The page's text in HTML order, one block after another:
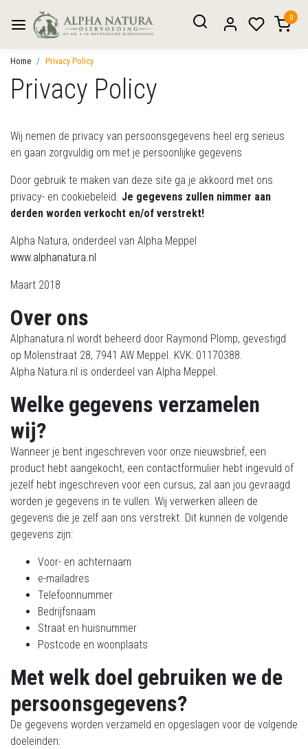
0
Home Privacy Policy
Privacy Policy
Wij nemen de privacy van persoonsgegevens heel erg serieus
en gaan zorgvuldig om met je persoonlijke gegevens
Door gebruik te maken van deze site ga je akkoord met ons
privacy- en cookiebeleid. Je gegevens zullen nimmer aan
derden worden verkocht en/of verstrekt!
Alpha Natura, onderdeel van Alpha Meppel
www.alphanatura.nl
Maart 2018
Over ons
Alphanatura.nl wordt beheerd door Raymond Plomp, gevestigd
op Molenstraat 28, 7941 AW Meppel. KVK: 01170388.
Alpha Natura.nl is onderdeel van Alpha Meppel.
Welke gegevens verzamelen
wij?
Wanneer je bent ingeschreven voor onze nieuwsbrief, een
product hebt aangekocht, een contactformulier hebt ingevuld of
jezelf hebt ingeschreven voor een cursus, zal aan jou gevraagd
worden je gegevens in te vullen. Wij verwerken alleen de
gegevens die je zelf aan ons verstrekt. Dit kunnen de volgende
gegevens zijn:
Voor- en achternaam
e-mailadres
Telefoonnummer
Bedrijfsnaam
Straat en huisnummer
Postcode en woonplaats
Met welk doel gebruiken we de
persoonsgegevens?
De gegevens worden verzameld en opgeslagen voor de volgende
doeleinden: